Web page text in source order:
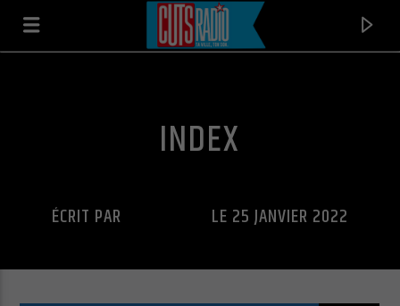
INDEX
ÉCRIT PAR LE 25 JANVIER 2022